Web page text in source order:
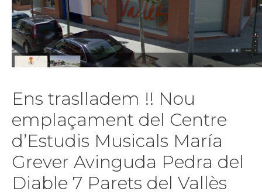
Ens traslladem !! Nou
emplaçament del Centre
d’Estudis Musicals María
Grever Avinguda Pedra del
Diable 7 Parets del Vallès